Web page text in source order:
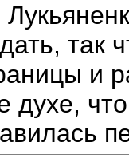
так
и
духе,